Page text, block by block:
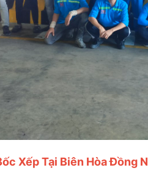
Xếp Tại Biên Hòa Đồng